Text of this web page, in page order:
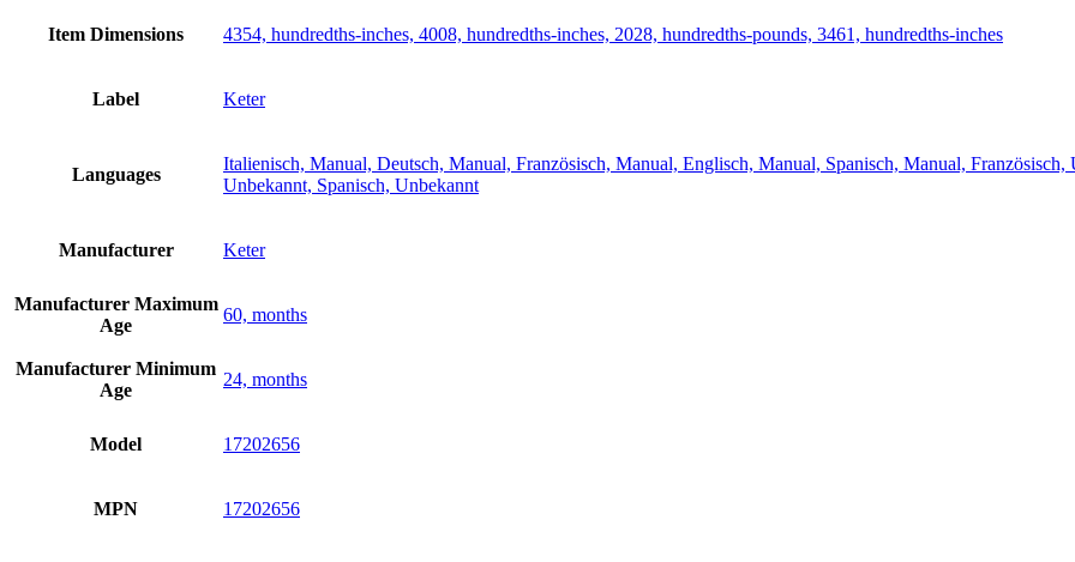
Item Dimensions 4354, hundredths-inches, 4008, hundredths-inches, 2028, hundredths-pounds, 3461, hundredths-inches
Label Keter
Languages
Italienisch, Manual, Deutsch, Manual, Französisch, Manual, Englisch, Manual, Spanisch, Manual,
Unbekannt, Spanisch, Unbekannt
Manufacturer Keter
Manufacturer Maximum
Age
60, months
Manufacturer Minimum
Age
24, months
Model 17202656
MPN 17202656